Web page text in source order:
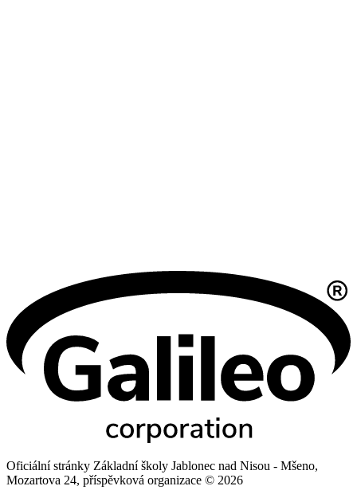
Oficiální stránky Základní školy Jablonec nad Nisou - Mšeno,
Mozartova 24, příspěvková organizace © 2026